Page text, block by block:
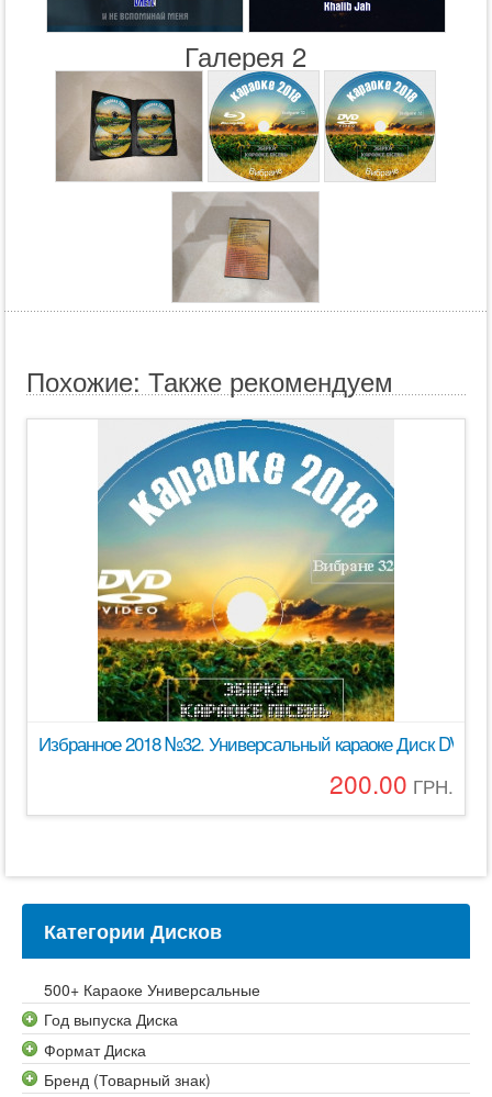
Галерея 2
Похожие: Также рекомендуем
Избранное 2018 №32. Универсальный караоке Диск DVD
200.00 ГРН.
Категории Дисков
500+ Караоке Универсальные
Год выпуска Диска
Формат Диска
Бренд (Товарный знак)